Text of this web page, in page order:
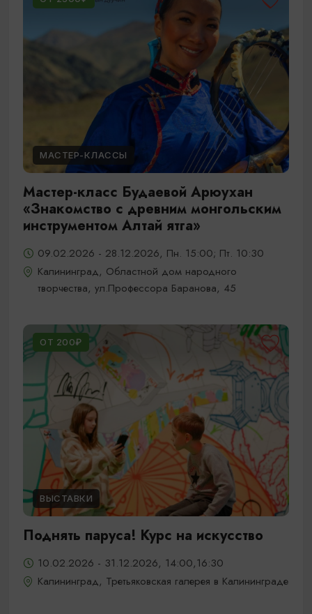
МАСТЕР-КЛАССЫ
Мастер-класс Будаевой Арюухан
«Знакомство с древним монгольским
инструментом Алтай ятга»
09.02.2026 - 28.12.2026, Пн. 15:00; Пт. 10:30
Калининград, Областной дом народного
творчества, ул.Профессора Баранова, 45
ОТ 200₽
ВЫСТАВКИ
Поднять паруса! Курс на искусство
10.02.2026 - 31.12.2026, 14:00,16:30
Калининград, Третьяковская галерея в Калининграде